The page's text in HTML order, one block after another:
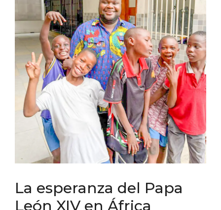
La esperanza del Papa
León XIV en África